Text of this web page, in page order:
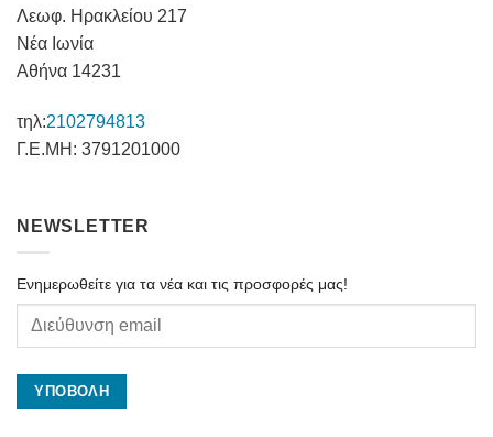
Λεωφ. Ηρακλείου 217
Νέα Ιωνία
Αθήνα 14231
τηλ:2102794813
Γ.Ε.ΜΗ: 3791201000
NEWSLETTER
Ενημερωθείτε για τα νέα και τις προσφορές μας!